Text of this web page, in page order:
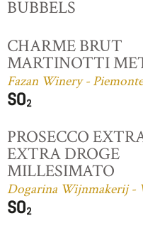
BUBBELS
CHARME BRUT
MARTINOTTI
Fazan Winery - Piemonte
PROSECCO
EXTRA DROGE
MILLESIMATO
Dogarina Wijnmakerij -